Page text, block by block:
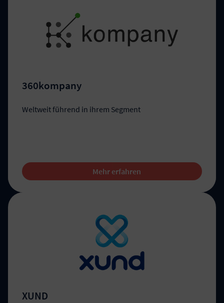
360kompany
Weltweit führend in ihrem Segment
Mehr erfahren
XUND